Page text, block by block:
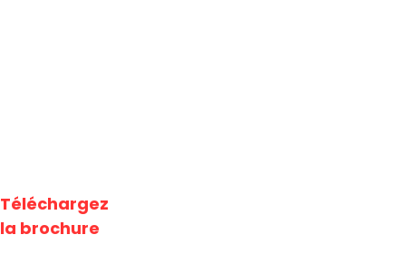
Téléchargez
la brochure